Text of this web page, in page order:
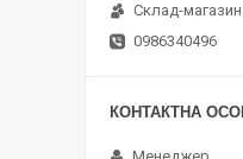
Склад-
0986340496